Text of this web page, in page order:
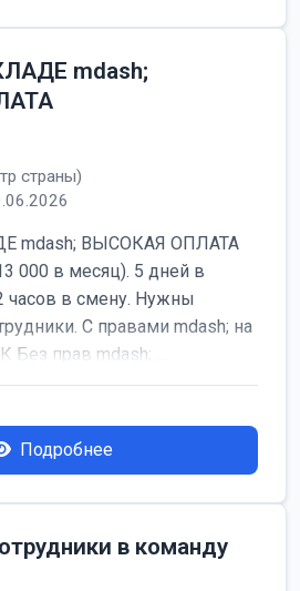
mdash;
страны)
mdash; ВЫСОКАЯ ОПЛАТА
000 в месяц). 5 дней в
часов в смену. Нужны
С правами mdash; на
прав mdash; ...
Подробнее
в команду